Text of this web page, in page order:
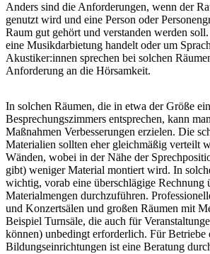
Anders sind die Anforderungen, wenn der
genutzt wird und eine Person oder
Raum gut gehört und verstanden werden
eine Musikdarbietung handelt oder um
Akustiker:innen sprechen bei solchen
Anforderung an die Hörsamkeit.
In solchen Räumen, die in etwa der Größe
Besprechungszimmers entsprechen, kann
Maßnahmen Verbesserungen erzielen. Die
Materialien sollten eher gleichmäßig verteilt
Wänden, wobei in der Nähe der
gibt) weniger Material montiert wird. In
wichtig, vorab eine überschlägige Rechnung
Materialmengen durchzuführen.
und Konzertsälen und großen Räumen mit
Beispiel Turnsäle, die auch für
können) unbedingt erforderlich. Für Betriebe
Bildungseinrichtungen ist eine Beratung